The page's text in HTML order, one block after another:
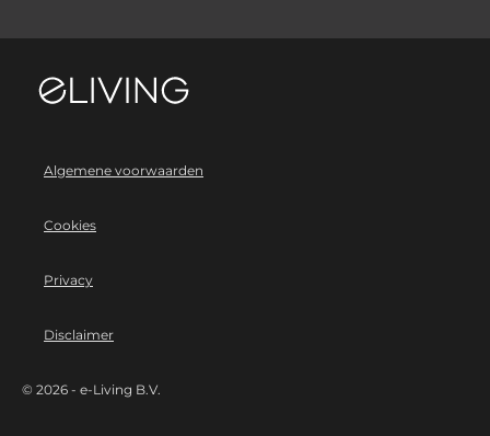
Algemene voorwaarden
Cookies
Privacy
Disclaimer
© 2026 - e-Living B.V.